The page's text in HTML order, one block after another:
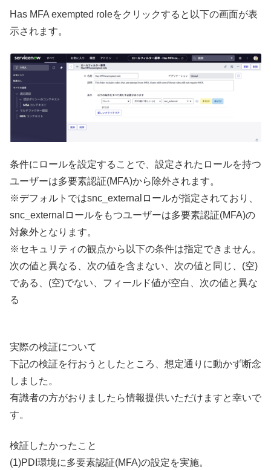
Has MFA exempted roleをクリックすると以下の画面が表
示されます。
条件にロールを設定することで、設定されたロールを持つ
ユーザーは多要素認証(MFA)から除外されます。
※デフォルトではsnc_externalロールが指定されており、
snc_externalロールをもつユーザーは多要素認証(MFA)の
対象外となります。
※セキュリティの観点から以下の条件は指定できません。
次の値と異なる、次の値を含まない、次の値と同じ、(空)
である、(空)でない、フィールド値が空白、次の値と異な
る
実際の検証について
下記の検証を行おうとしたところ、想定通りに動かず断念
しました。
有識者の方がおりましたら情報提供いただけますと幸いで
す。
検証したかったこと
(1)PDI環境に多要素認証(MFA)の設定を実施。